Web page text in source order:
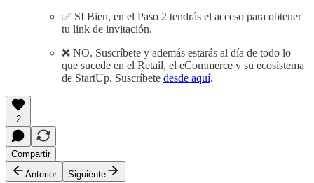
✅ SI Bien, en el Paso 2 tendrás el acceso para obtener
tu link de invitación.
❌ NO. Suscríbete y además estarás al día de todo lo
que sucede en el Retail, el eCommerce y su ecosistema
de StartUp. Suscríbete desde aquí.
2
Compartir
Anterior
Siguiente